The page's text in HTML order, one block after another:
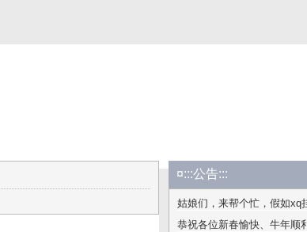
¤:::公告:::
姑娘们，来帮个忙，假如xq
恭祝各位新春愉快、牛年顺